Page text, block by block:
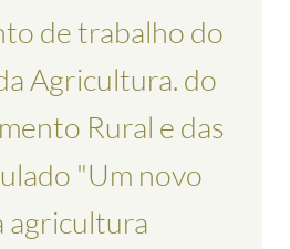
de trabalho do
Agricultura. do
Rural e das
"Um novo
agricultura